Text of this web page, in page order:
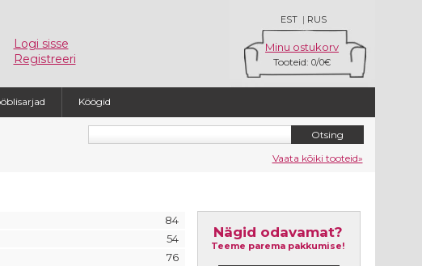
RUS
|
EST
Minu ostukorv
Tooteid: 0/0€
Logi sisse
Registreeri
Köögid
Vaata kõiki tooteid»
84
54
76
Nägid odavamat?
Teeme parema pakkumise!